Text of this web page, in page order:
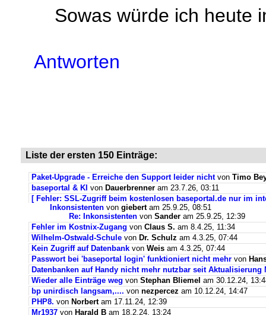
Sowas würde ich heute
Antworten
Liste der ersten 150 Einträge:
Paket-Upgrade - Erreiche den Support leider nichtvon Timo
baseportal & KI von Dauerbrenner am 23.7.26, 03:11
[ Fehler: SSL-Zugriff beim kostenlosen baseportal.de nur im
Inkonsistenten von giebertam 25.9.25, 08:51
Re: Inkonsistenten von Sander am 25.9.25, 12:39
Fehler im Kostnix-Zugang von Claus S. am 8.4.25, 11:34
Wilhelm-Ostwald-Schule von Dr. Schulz am 4.3.25, 07:44
Kein Zugriff auf Datenbank von Weis am 4.3.25, 07:44
Passwort bei 'baseportal login' funktioniert nicht mehr von
Datenbanken auf Handy nicht mehr nutzbar seit Aktualisierung
Wieder alle Einträge weg von Stephan Bliemel am 30.12.24,
bp unirdisch langsam,.... von nezpercez am 10.12.24, 14:47
PHP8. von Norbertam 17.11.24, 12:39
Mr1937 von Harald B am 18.2.24, 13:24